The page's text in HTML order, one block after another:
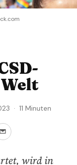
· 11 Minuten
wird in